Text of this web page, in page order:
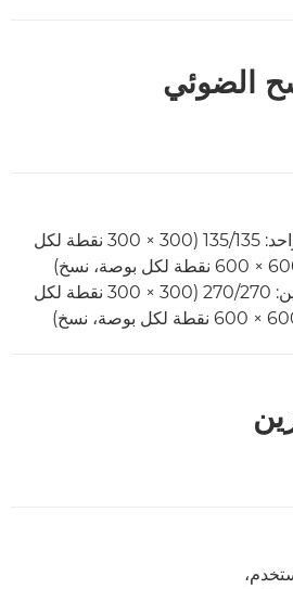
الضوئي
المسح الضوئي على وجه واحد: 135/135 (300 × 300 نقطة لكل
المسح الضوئي على الوجهين: 270‏/270 (300 × 300 نقطة لكل